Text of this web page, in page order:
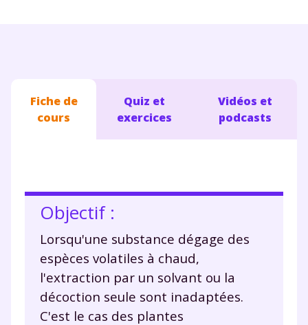
Fiche de
cours
Quiz et
exercices
Vidéos et
podcasts
Objectif :
Lorsqu'une substance dégage des
espèces volatiles à chaud,
l'extraction par un solvant ou la
décoction seule sont inadaptées.
C'est le cas des plantes